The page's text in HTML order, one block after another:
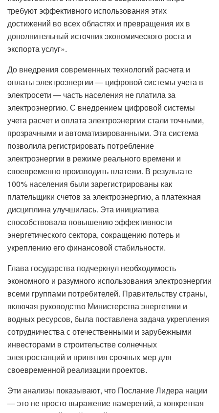
требуют эффективного использования этих
достижений во всех областях и превращения их в
дополнительный источник экономического роста и
экспорта услуг».
До внедрения современных технологий расчета и
оплаты электроэнергии — цифровой системы учета в
электросети — часть населения не платила за
электроэнергию. С внедрением цифровой системы
учета расчет и оплата электроэнергии стали точными,
прозрачными и автоматизированными. Эта система
позволила регистрировать потребление
электроэнергии в режиме реального времени и
своевременно производить платежи. В результате
100% населения были зарегистрированы как
плательщики счетов за электроэнергию, а платежная
дисциплина улучшилась. Эта инициатива
способствовала повышению эффективности
энергетического сектора, сокращению потерь и
укреплению его финансовой стабильности.
Глава государства подчеркнул необходимость
экономного и разумного использования электроэнергии
всеми группами потребителей. Правительству страны,
включая руководство Министерства энергетики и
водных ресурсов, была поставлена ​​задача укрепления
сотрудничества с отечественными и зарубежными
инвесторами в строительстве солнечных
электростанций и принятия срочных мер для
своевременной реализации проектов.
Эти анализы показывают, что Послание Лидера нации
— это не просто выражение намерений, а конкретная